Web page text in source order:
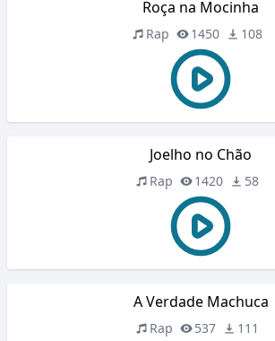
Roça na Mocinha
Rap 1450 108
Joelho no Chão
Rap 1420 58
A Verdade Machuca
Rap 537 111